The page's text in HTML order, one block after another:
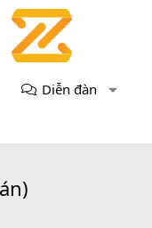
Diễn đàn